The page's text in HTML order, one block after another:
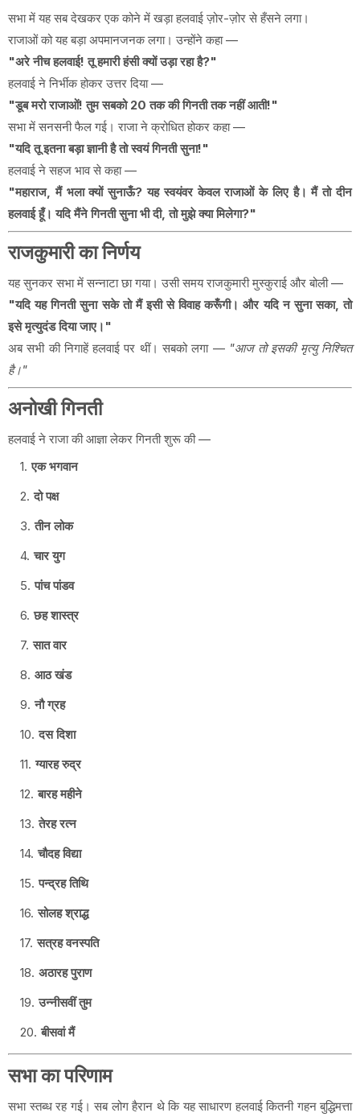
सभा में यह सब देखकर एक कोने में खड़ा हलवाई ज़ोर-ज़ोर से हँसने लगा।
राजाओं को यह बड़ा अपमानजनक लगा। उन्होंने कहा —
"अरे नीच हलवाई! तू हमारी हंसी क्यों उड़ा रहा है?"
हलवाई ने निर्भीक होकर उत्तर दिया —
"डूब मरो राजाओं! तुम सबको 20 तक की गिनती तक नहीं आती!"
सभा में सनसनी फैल गई। राजा ने क्रोधित होकर कहा —
"यदि तू इतना बड़ा ज्ञानी है तो स्वयं गिनती सुना!"
हलवाई ने सहज भाव से कहा —
"महाराज, मैं भला क्यों सुनाऊँ? यह स्वयंवर केवल राजाओं के लिए है। मैं तो दीन
हलवाई हूँ। यदि मैंने गिनती सुना भी दी, तो मुझे क्या मिलेगा?"
राजकुमारी का निर्णय
यह सुनकर सभा में सन्नाटा छा गया। उसी समय राजकुमारी मुस्कुराई और बोली —
"यदि यह गिनती सुना सके तो मैं इसी से विवाह करूँगी। और यदि न सुना सका, तो
इसे मृत्युदंड दिया जाए।"
अब सभी की निगाहें हलवाई पर थीं। सबको लगा — "आज तो इसकी मृत्यु निश्चित
है।"
अनोखी गिनती
हलवाई ने राजा की आज्ञा लेकर गिनती शुरू की —
एक भगवान
दो पक्ष
तीन लोक
चार युग
पांच पांडव
छह शास्त्र
सात वार
आठ खंड
नौ ग्रह
दस दिशा
ग्यारह रुद्र
बारह महीने
तेरह रत्न
चौदह विद्या
पन्द्रह तिथि
सोलह श्राद्ध
सत्रह वनस्पति
अठारह पुराण
उन्नीसवीं तुम
बीसवां मैं
सभा का परिणाम
सभा स्तब्ध रह गई। सब लोग हैरान थे कि यह साधारण हलवाई कितनी गहन बुद्धिमत्ता